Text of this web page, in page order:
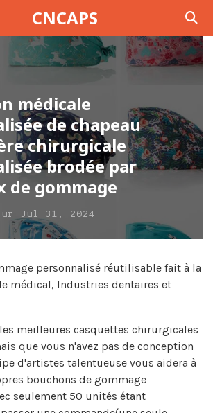
CNCAPS
médicale
de chapeau
chirurgicale
brodée par
de gommage
Jul 31, 2024
personnalisé réutilisable fait à la
médical, Industries dentaires et
meilleures casquettes chirurgicales
que vous n'avez pas de conception
d'artistes talentueuse vous aidera à
bouchons de gommage
seulement 50 unités étant